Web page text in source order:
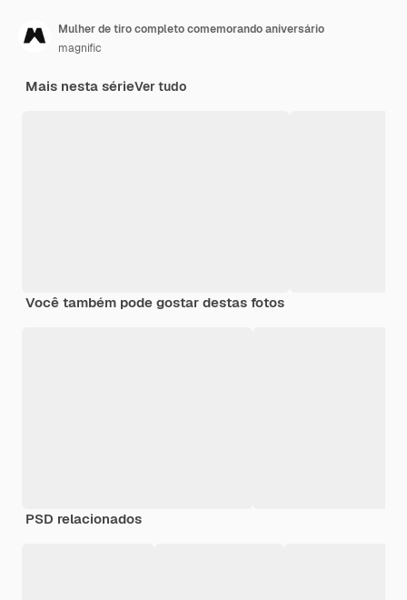
Mulher de tiro completo comemorando aniversário
magnific
Mais nesta sérieVer tudo
Você também pode gostar destas fotos
PSD relacionados